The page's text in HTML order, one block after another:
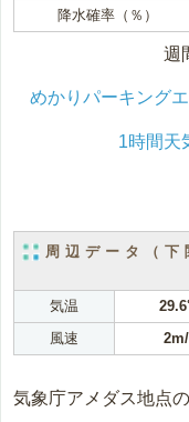
降水確率（％）
週
めかりパーキング
1時間天
周辺データ（下
気温
風速
気象庁アメダス地点